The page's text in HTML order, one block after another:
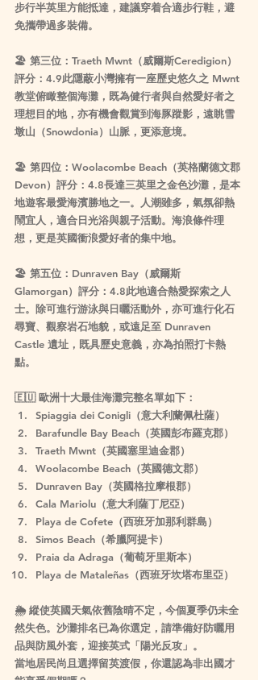
步行半英里方能抵達，建議穿着合適步行鞋，避
免攜帶過多裝備。
🏖 第三位：Traeth Mwnt（威爾斯Ceredigion）
評分：4.9此隱蔽小灣擁有一座歷史悠久之 Mwnt
教堂俯瞰整個海灘，既為健行者與自然愛好者之
理想目的地，亦有機會觀賞到海豚蹤影，遠眺雪
墩山（Snowdonia）山脈，更添意境。
🏖 第四位：Woolacombe Beach（英格蘭德文郡
Devon）評分：4.8長達三英里之金色沙灘，是本
地遊客最愛海濱勝地之一。人潮雖多，氣氛卻熱
鬧宜人，適合日光浴與親子活動。海浪條件理
想，更是英國衝浪愛好者的集中地。
🏖 第五位：Dunraven Bay（威爾斯
Glamorgan）評分：4.8此地適合熱愛探索之人
士。除可進行游泳與日曬活動外，亦可進行化石
尋寶、觀察岩石地貌，或遠足至 Dunraven
Castle 遺址，既具歷史意義，亦為拍照打卡熱
點。
🇪🇺 歐洲十大最佳海灘完整名單如下：
Spiaggia dei Conigli（意大利蘭佩杜薩）
Barafundle Bay Beach（英國彭布羅克郡）
Traeth Mwnt（英國塞里迪金郡）
Woolacombe Beach（英國德文郡）
Dunraven Bay（英國格拉摩根郡）
Cala Mariolu（意大利薩丁尼亞）
Playa de Cofete（西班牙加那利群島）
Simos Beach（希臘阿提卡）
Praia da Adraga（葡萄牙里斯本）
Playa de Mataleñas（西班牙坎塔布里亞）
🌦 縱使英國天氣依舊陰晴不定，今個夏季仍未全
然失色。沙灘排名已為你選定，請準備好防曬用
品與防風外套，迎接英式「陽光反攻」。
當地居民尚且選擇留英渡假，你還認為非出國才